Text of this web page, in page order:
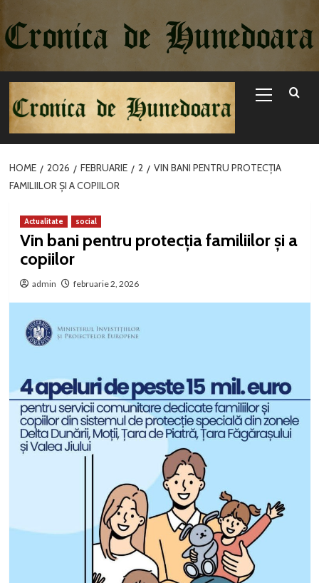
la
conținut
Menu
HOME 2026 FEBRUARIE 2
VIN BANI PENTRU PROTECȚIA
FAMILIILOR ȘI A COPIILOR
Actualitate social
Vin bani pentru protecția familiilor și a
copiilor
admin februarie 2, 2026